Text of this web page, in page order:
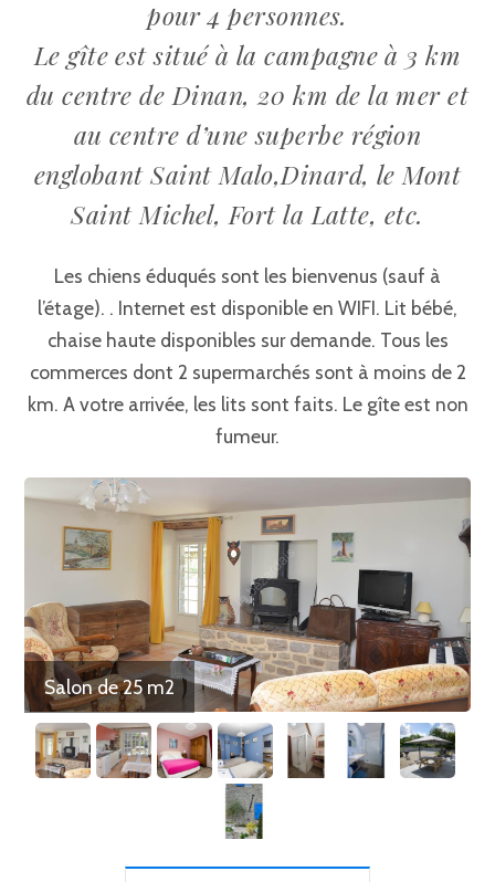
pour 4 personnes.
Le gîte est situé à la campagne à 3 km
du centre de Dinan, 20 km de la mer et
au centre d’une superbe région
englobant Saint Malo,Dinard, le Mont
Saint Michel, Fort la Latte, etc.
Les chiens éduqués sont les bienvenus (sauf à
l’étage). . Internet est disponible en WIFI. Lit bébé,
chaise haute disponibles sur demande. Tous les
commerces dont 2 supermarchés sont à moins de 2
km. A votre arrivée, les lits sont faits. Le gîte est non
fumeur.
Salon de 25 m2